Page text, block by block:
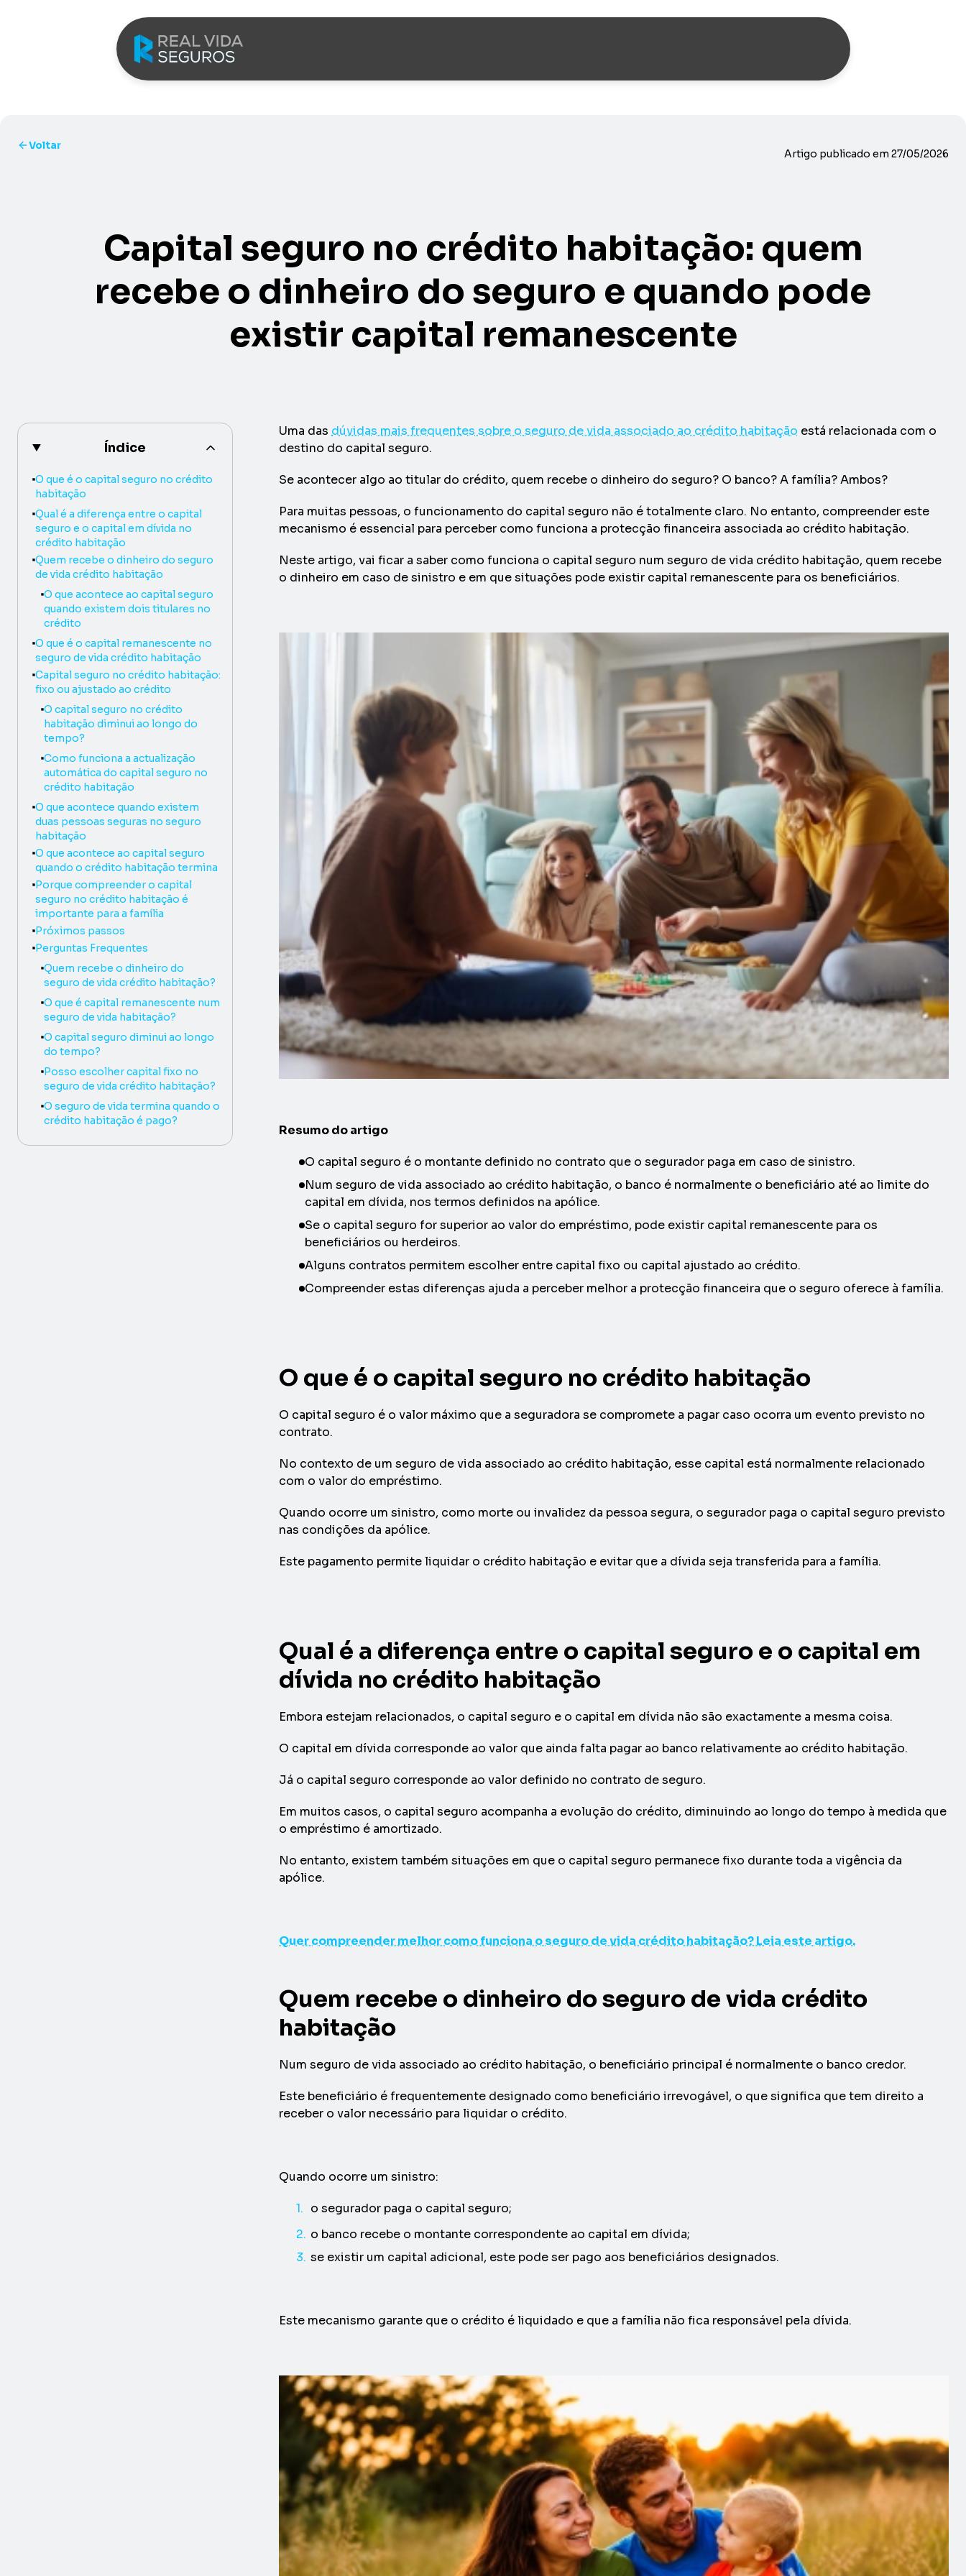
Saltar para o conteúdo
Voltar
Artigo publicado em 27/05/2026
Capital seguro no crédito habitação: quem
recebe o dinheiro do seguro e quando pode
existir capital remanescente
Uma das dúvidas mais frequentes sobre o seguro de vida associado ao crédito habitação está relacionada com o
destino do capital seguro.
Se acontecer algo ao titular do crédito, quem recebe o dinheiro do seguro? O banco? A família? Ambos?
Para muitas pessoas, o funcionamento do capital seguro não é totalmente claro. No entanto, compreender este
mecanismo é essencial para perceber como funciona a protecção financeira associada ao crédito habitação.
Neste artigo, vai ficar a saber como funciona o capital seguro num seguro de vida crédito habitação, quem recebe
o dinheiro em caso de sinistro e em que situações pode existir capital remanescente para os beneficiários.
Resumo do artigo
O capital seguro é o montante definido no contrato que o segurador paga em caso de sinistro.
Num seguro de vida associado ao crédito habitação, o banco é normalmente o beneficiário até ao limite do
capital em dívida, nos termos definidos na apólice.
Se o capital seguro for superior ao valor do empréstimo, pode existir capital remanescente para os
beneficiários ou herdeiros.
Alguns contratos permitem escolher entre capital fixo ou capital ajustado ao crédito.
Compreender estas diferenças ajuda a perceber melhor a protecção financeira que o seguro oferece à família.
O que é o capital seguro no crédito habitação
O capital seguro é o valor máximo que a seguradora se compromete a pagar caso ocorra um evento previsto no
contrato.
No contexto de um seguro de vida associado ao crédito habitação, esse capital está normalmente relacionado
com o valor do empréstimo.
Quando ocorre um sinistro, como morte ou invalidez da pessoa segura, o segurador paga o capital seguro previsto
nas condições da apólice.
Este pagamento permite liquidar o crédito habitação e evitar que a dívida seja transferida para a família.
Qual é a diferença entre o capital seguro e o capital em
dívida no crédito habitação
Embora estejam relacionados, o capital seguro e o capital em dívida não são exactamente a mesma coisa.
O capital em dívida corresponde ao valor que ainda falta pagar ao banco relativamente ao crédito habitação.
Já o capital seguro corresponde ao valor definido no contrato de seguro.
Em muitos casos, o capital seguro acompanha a evolução do crédito, diminuindo ao longo do tempo à medida que
o empréstimo é amortizado.
No entanto, existem também situações em que o capital seguro permanece fixo durante toda a vigência da
apólice.
Quer compreender melhor como funciona o seguro de vida crédito habitação? Leia este artigo.
Quem recebe o dinheiro do seguro de vida crédito
habitação
Num seguro de vida associado ao crédito habitação, o beneficiário principal é normalmente o banco credor.
Este beneficiário é frequentemente designado como beneficiário irrevogável, o que significa que tem direito a
receber o valor necessário para liquidar o crédito.
Quando ocorre um sinistro:
o segurador paga o capital seguro;
o banco recebe o montante correspondente ao capital em dívida;
se existir um capital adicional, este pode ser pago aos beneficiários designados.
Este mecanismo garante que o crédito é liquidado e que a família não fica responsável pela dívida.
Índice
O que é o capital seguro no crédito
habitação
Heading level2
Qual é a diferença entre o capital
seguro e o capital em dívida no
crédito habitação
Heading level2
Quem recebe o dinheiro do seguro
de vida crédito habitação
Heading level2
O que acontece ao capital seguro
quando existem dois titulares no
crédito
Heading level3
O que é o capital remanescente no
seguro de vida crédito habitação
Heading level2
Capital seguro no crédito habitação:
fixo ou ajustado ao crédito
Heading level2
O capital seguro no crédito
habitação diminui ao longo do
tempo?
Heading level3
Como funciona a actualização
automática do capital seguro no
crédito habitação
Heading level3
O que acontece quando existem
duas pessoas seguras no seguro
habitação
Heading level2
O que acontece ao capital seguro
quando o crédito habitação termina
Heading level2
Porque compreender o capital
seguro no crédito habitação é
importante para a família
Heading level2
Próximos passos
Heading level2
Perguntas Frequentes
Heading level2
Quem recebe o dinheiro do
seguro de vida crédito habitação?
Heading level3
O que é capital remanescente num
seguro de vida habitação?
Heading level3
O capital seguro diminui ao longo
do tempo?
Heading level3
Posso escolher capital fixo no
seguro de vida crédito habitação?
Heading level3
O seguro de vida termina quando o
crédito habitação é pago?
Heading level3